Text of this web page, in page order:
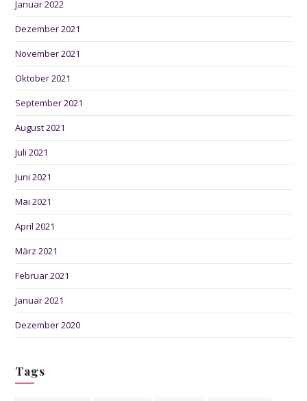
Januar 2022
Dezember 2021
November 2021
Oktober 2021
September 2021
August 2021
Juli 2021
Juni 2021
Mai 2021
April 2021
März 2021
Februar 2021
Januar 2021
Dezember 2020
Tags